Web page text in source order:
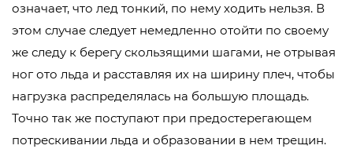
означает, что лед тонкий, по нему ходить нельзя. В
этом случае следует немедленно отойти по своему
же следу к берегу скользящими шагами, не отрывая
ног ото льда и расставляя их на ширину плеч, чтобы
нагрузка распределялась на большую площадь.
Точно так же поступают при предостерегающем
потрескивании льда и образовании в нем трещин.